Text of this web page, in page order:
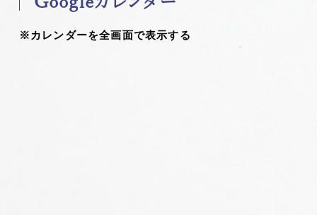
※カレンダーを全画面で表示する